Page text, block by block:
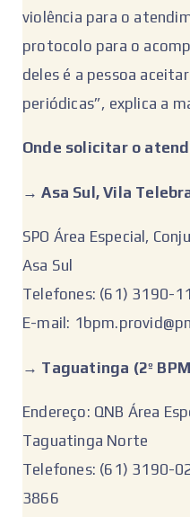
violência para o
protocolo para o
deles é a pessoa
periódicas”, explica a
Onde solicitar o
‌→Asa Sul, Vila
SPO Área Especial,
Asa Sul
Telefones: (61) 3190-
E-mail:
‌‌→ Taguatinga (2º
Endereço: QNB Área
Taguatinga Norte
Telefones: (61) 3190-
3866